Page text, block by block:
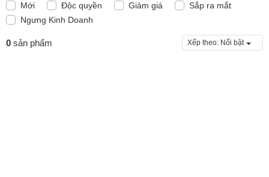
Mới Độc quyền Giảm giá
Sắp ra mắt
Ngưng Kinh Doanh
0 sản phẩm Xếp theo: Nổi bật